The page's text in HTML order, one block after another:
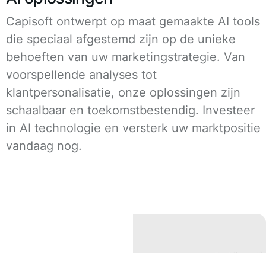
Capisoft ontwerpt op maat gemaakte AI tools
die speciaal afgestemd zijn op de unieke
behoeften van uw marketingstrategie. Van
voorspellende analyses tot
klantpersonalisatie, onze oplossingen zijn
schaalbaar en toekomstbestendig. Investeer
in AI technologie en versterk uw marktpositie
vandaag nog.